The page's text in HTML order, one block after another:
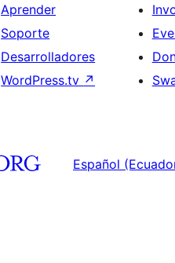
Aprender
Soporte
Desarrolladores
WordPress.tv ↗
Español